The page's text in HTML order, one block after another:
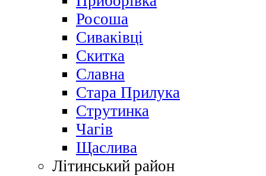
Росоша
Сиваківці
Скитка
Славна
Стара Прилука
Струтинка
Чагів
Щаслива
Літинський район